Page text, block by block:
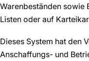
Warenbeständen sowie
Listen oder auf
Dieses System hat den
Anschaffungs- und